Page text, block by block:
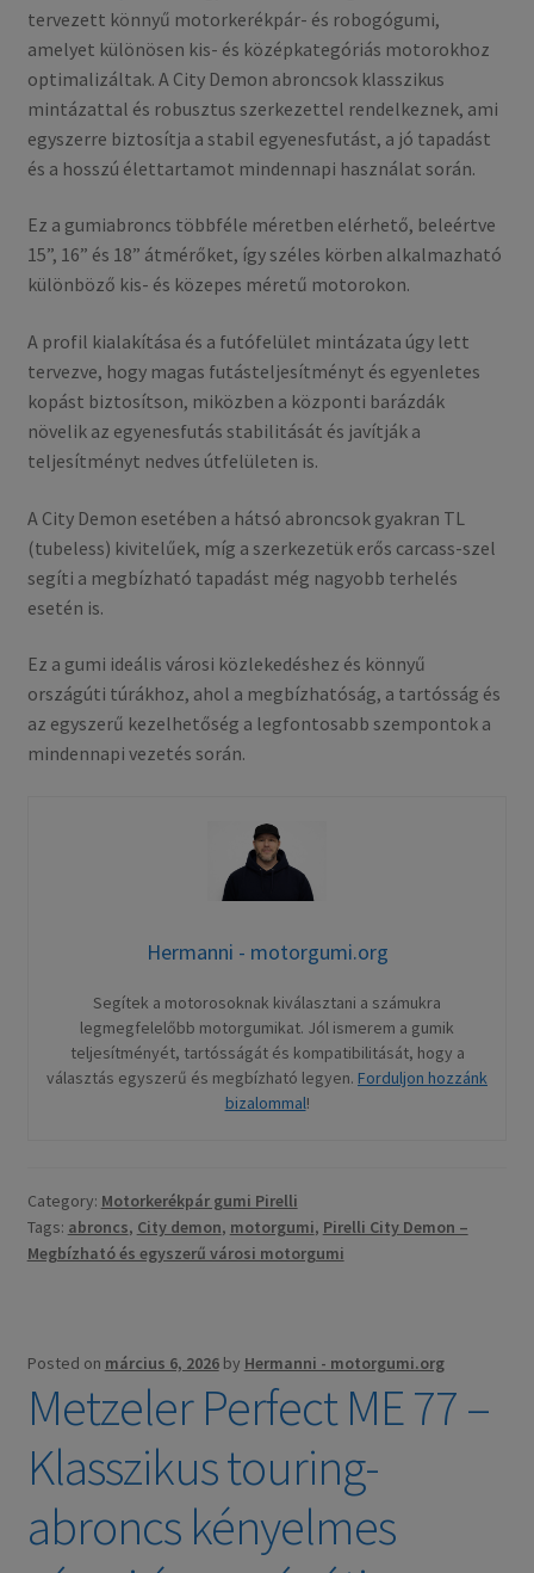
tervezett könnyű motorkerékpár- és robogógumi,
amelyet különösen kis- és középkategóriás motorokhoz
optimalizáltak. A City Demon abroncsok klasszikus
mintázattal és robusztus szerkezettel rendelkeznek, ami
egyszerre biztosítja a stabil egyenesfutást, a jó tapadást
és a hosszú élettartamot mindennapi használat során.
Ez a gumiabroncs többféle méretben elérhető, beleértve
15”, 16” és 18” átmérőket, így széles körben alkalmazható
különböző kis- és közepes méretű motorokon.
A profil kialakítása és a futófelület mintázata úgy lett
tervezve, hogy magas futásteljesítményt és egyenletes
kopást biztosítson, miközben a központi barázdák
növelik az egyenesfutás stabilitását és javítják a
teljesítményt nedves útfelületen is.
A City Demon esetében a hátsó abroncsok gyakran TL
(tubeless) kivitelűek, míg a szerkezetük erős carcass-szel
segíti a megbízható tapadást még nagyobb terhelés
esetén is.
Ez a gumi ideális városi közlekedéshez és könnyű
országúti túrákhoz, ahol a megbízhatóság, a tartósság és
az egyszerű kezelhetőség a legfontosabb szempontok a
mindennapi vezetés során.
Hermanni - motorgumi.org
Segítek a motorosoknak kiválasztani a számukra
legmegfelelőbb motorgumikat. Jól ismerem a gumik
teljesítményét, tartósságát és kompatibilitását, hogy a
választás egyszerű és megbízható legyen. Forduljon hozzánk
bizalommal!
Category: Motorkerékpár gumi Pirelli
Tags: abroncs, City demon, motorgumi, Pirelli City Demon –
Megbízható és egyszerű városi motorgumi
Posted on március 6, 2026 by Hermanni - motorgumi.org
Metzeler Perfect ME 77 –
Klasszikus touring-
abroncs kényelmes